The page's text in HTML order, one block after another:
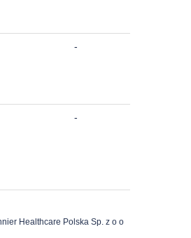
-
-
Healthcare Polska Sp. z o o